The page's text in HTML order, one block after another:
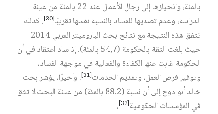
بالمئة، وانحيازها إلى رجال الأعمال عند 22 بالمئة من عينة
الدراسة، وعدم تصديها للفساد بالنسبة نفسها تقريبًا[30]
. كذلك
تتفق هذه النتيجة مع نتائج بحث الباروميتر العربي 2014
حيث بلغت الثقة بالحكومة (54,7 بالمئة). إذ ساد اعتقاد في أن
الحكومة غابت عنها الكفاءة والفعالية في مواجهة الفساد،
وتوفير فرص العمل، وتقديم الخدمات[31]
. وأخيرًا، يؤشر بحث
خالد أبو دوح إلى أن نسبة (88,2 بالمئة) من عينة البحث لا تثق
في المؤسسات الحكومية[32]
.